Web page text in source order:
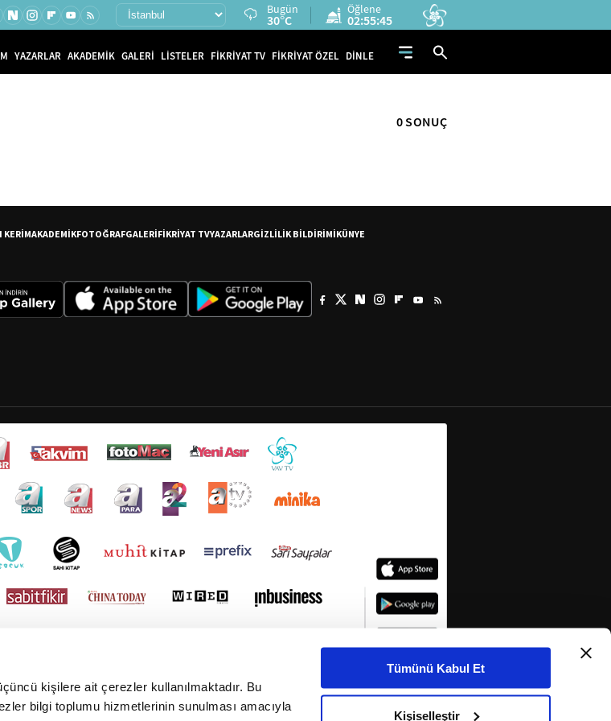
kişilere ait çerezler kullanılmaktadır. Bu
bilgi toplumu hizmetlerinin sunulması amacıyla
Tümünü Kabul Et
Kişiselleştir
Bugün
30°C
Öğlene
02:55:44
YAZARLAR AKADEMİK GALERİ LİSTELER FİKRİYAT TV FİKRİYAT ÖZEL DİNLE
0 SONUÇ
KERİMAKADEMİKFOTOĞRAFGALERİFİKRİYAT TVYAZARLARGİZLİLİK BİLDİRİMİKÜNYE